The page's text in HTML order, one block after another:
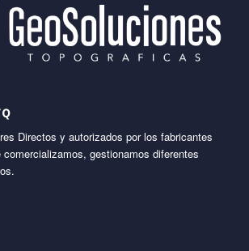
Directos y autorizados por los fabricantes
gestionamos diferentes